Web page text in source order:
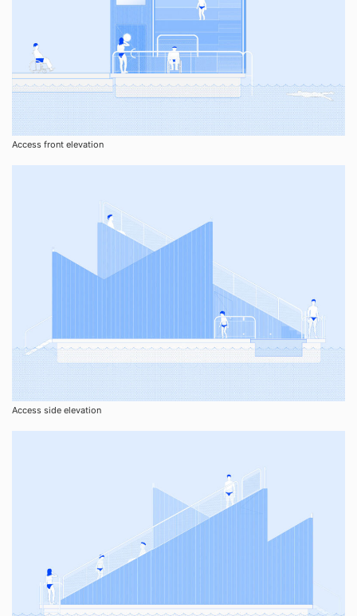
Access front elevation
Access side elevation